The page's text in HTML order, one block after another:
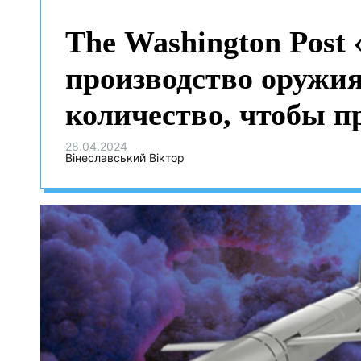
The Washington Post
производство
количество, чтобы
Часть 3:
28.04.2024
Вінеславський Віктор